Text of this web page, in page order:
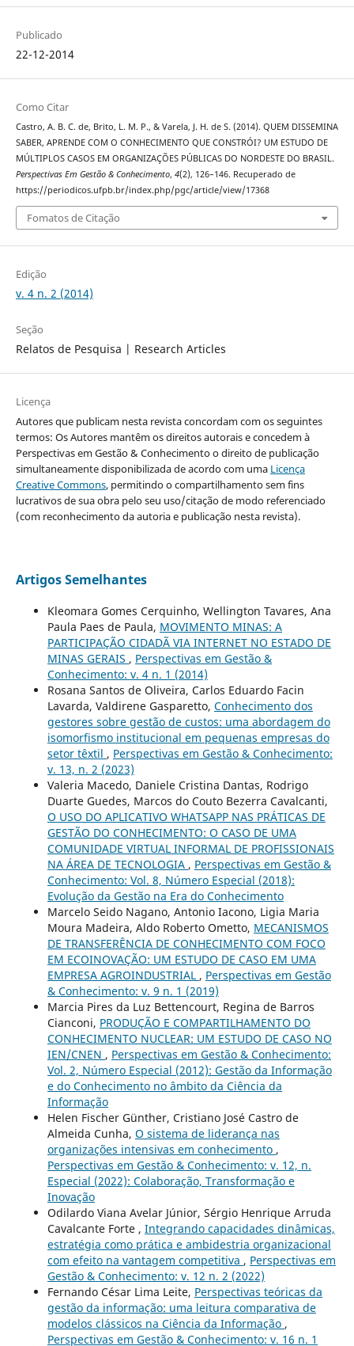
Publicado
22-12-2014
Como Citar
Castro, A. B. C. de, Brito, L. M. P., & Varela, J. H. de S. (2014). QUEM DISSEMINA
SABER, APRENDE COM O CONHECIMENTO QUE CONSTRÓI? UM ESTUDO DE
MÚLTIPLOS CASOS EM ORGANIZAÇÕES PÚBLICAS DO NORDESTE DO BRASIL.
Perspectivas Em Gestão & Conhecimento, 4(2), 126–146. Recuperado de
https://periodicos.ufpb.br/index.php/pgc/article/view/17368
Fomatos de Citação
Edição
v. 4 n. 2 (2014)
Seção
Relatos de Pesquisa | Research Articles
Licença
Autores que publicam nesta revista concordam com os seguintes
termos: Os Autores mantêm os direitos autorais e concedem à
Perspectivas em Gestão & Conhecimento o direito de publicação
simultaneamente disponibilizada de acordo com uma Licença
Creative Commons, permitindo o compartilhamento sem fins
lucrativos de sua obra pelo seu uso/citação de modo referenciado
(com reconhecimento da autoria e publicação nesta revista).
Artigos Semelhantes
Kleomara Gomes Cerquinho, Wellington Tavares, Ana
Paula Paes de Paula, MOVIMENTO MINAS: A
PARTICIPAÇÃO CIDADÃ VIA INTERNET NO ESTADO DE
MINAS GERAIS , Perspectivas em Gestão &
Conhecimento: v. 4 n. 1 (2014)
Rosana Santos de Oliveira, Carlos Eduardo Facin
Lavarda, Valdirene Gasparetto, Conhecimento dos
gestores sobre gestão de custos: uma abordagem do
isomorfismo institucional em pequenas empresas do
setor têxtil , Perspectivas em Gestão & Conhecimento:
v. 13, n. 2 (2023)
Valeria Macedo, Daniele Cristina Dantas, Rodrigo
Duarte Guedes, Marcos do Couto Bezerra Cavalcanti,
O USO DO APLICATIVO WHATSAPP NAS PRÁTICAS DE
GESTÃO DO CONHECIMENTO: O CASO DE UMA
COMUNIDADE VIRTUAL INFORMAL DE PROFISSIONAIS
NA ÁREA DE TECNOLOGIA , Perspectivas em Gestão &
Conhecimento: Vol. 8, Número Especial (2018):
Evolução da Gestão na Era do Conhecimento
Marcelo Seido Nagano, Antonio Iacono, Ligia Maria
Moura Madeira, Aldo Roberto Ometto, MECANISMOS
DE TRANSFERÊNCIA DE CONHECIMENTO COM FOCO
EM ECOINOVAÇÃO: UM ESTUDO DE CASO EM UMA
EMPRESA AGROINDUSTRIAL , Perspectivas em Gestão
& Conhecimento: v. 9 n. 1 (2019)
Marcia Pires da Luz Bettencourt, Regina de Barros
Cianconi, PRODUÇÃO E COMPARTILHAMENTO DO
CONHECIMENTO NUCLEAR: UM ESTUDO DE CASO NO
IEN/CNEN , Perspectivas em Gestão & Conhecimento:
Vol. 2, Número Especial (2012): Gestão da Informação
e do Conhecimento no âmbito da Ciência da
Informação
Helen Fischer Günther, Cristiano José Castro de
Almeida Cunha, O sistema de liderança nas
organizações intensivas em conhecimento ,
Perspectivas em Gestão & Conhecimento: v. 12, n.
Especial (2022): Colaboração, Transformação e
Inovação
Odilardo Viana Avelar Júnior, Sérgio Henrique Arruda
Cavalcante Forte , Integrando capacidades dinâmicas,
estratégia como prática e ambidestria organizacional
com efeito na vantagem competitiva , Perspectivas em
Gestão & Conhecimento: v. 12 n. 2 (2022)
Fernando César Lima Leite, Perspectivas teóricas da
gestão da informação: uma leitura comparativa de
modelos clássicos na Ciência da Informação ,
Perspectivas em Gestão & Conhecimento: v. 16 n. 1